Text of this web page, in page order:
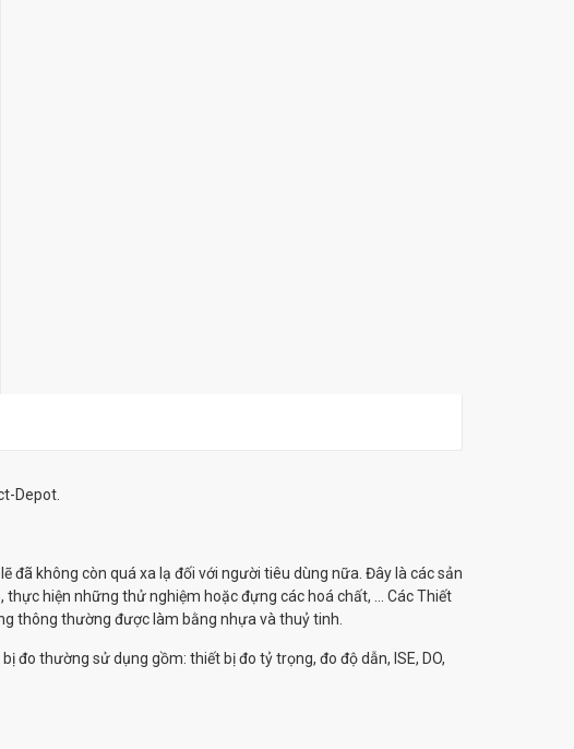
Depot.
đã không còn quá xa lạ đối với người tiêu dùng nữa. Đây là các sản
hiện những thử nghiệm hoặc đựng các hoá chất, … Các Thiết
thông thường được làm bằng nhựa và thuỷ tinh.
đo thường sử dụng gồm: thiết bị đo tỷ trọng, đo độ dẫn, ISE, DO,